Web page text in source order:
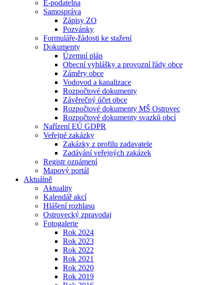
E-podatelna
Samospráva
Zápisy ZO
Pozvánky
Formuláře-žádosti ke stažení
Dokumenty
Územní plán
Obecní vyhlášky a provozní řády obce
Záměry obce
Vodovod a kanalizace
Rozpočtové dokumenty
Závěrečný účet obce
Rozpočtové dokumenty MŠ Ostrovec
Rozpočtové dokumenty svazků obcí
Nařízení EÚ GDPR
Veřejné zakázky
Zakázky z profilu zadavatele
Zadávání veřejných zakázek
Registr oznámení
Mapový portál
Aktuálně
Aktuality
Kalendář akcí
Hlášení rozhlasu
Ostrovecký zpravodaj
Fotogalerie
Rok 2024
Rok 2023
Rok 2022
Rok 2021
Rok 2020
Rok 2019